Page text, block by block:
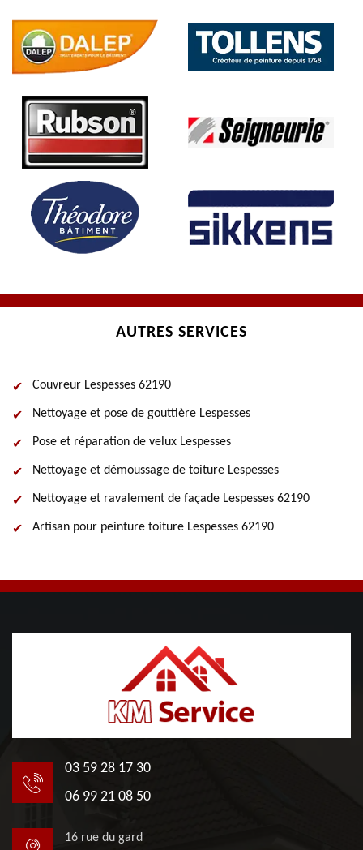
AUTRES SERVICES
Couvreur Lespesses 62190
Nettoyage et pose de gouttière Lespesses
Pose et réparation de velux Lespesses
Nettoyage et démoussage de toiture Lespesses
Nettoyage et ravalement de façade Lespesses 62190
Artisan pour peinture toiture Lespesses 62190
03 59 28 17 30
06 99 21 08 50
16 rue du gard